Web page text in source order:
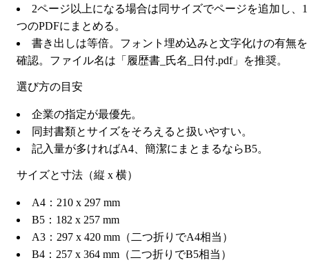
2ページ以上になる場合は同サイズでページを追加し、1
つのPDFにまとめる。
書き出しは等倍。フォント埋め込みと文字化けの有無を
確認。ファイル名は「履歴書_氏名_日付.pdf」を推奨。
選び方の目安
企業の指定が最優先。
同封書類とサイズをそろえると扱いやすい。
記入量が多ければA4、簡潔にまとまるならB5。
サイズと寸法（縦 x 横）
A4：210 x 297 mm
B5：182 x 257 mm
A3：297 x 420 mm（二つ折りでA4相当）
B4：257 x 364 mm（二つ折りでB5相当）